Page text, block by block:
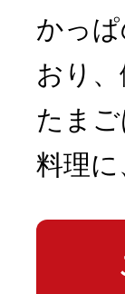
かっ
おり
たま
料理に